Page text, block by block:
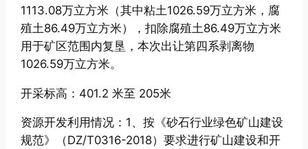
1113.08万立方米（其中粘土1026.59万立方米，腐
殖土86.49万立方米），扣除腐殖土86.49万立方米
用于矿区范围内复垦，本次出让第四系剥离物
1026.59万立方米。
开采标高：401.2 米至 205米
资源开发利用情况：1、按《砂石行业绿色矿山建设
规范》（DZ/T0316-2018）要求进行矿山建设和开